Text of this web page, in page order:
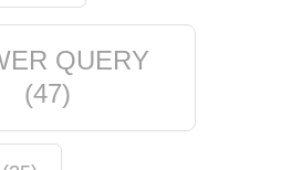
QUERY
(47)